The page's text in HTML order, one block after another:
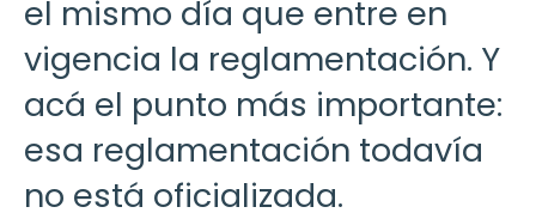
el mismo día que entre en
vigencia la reglamentación. Y
acá el punto más importante:
esa reglamentación todavía
no está oficializada.